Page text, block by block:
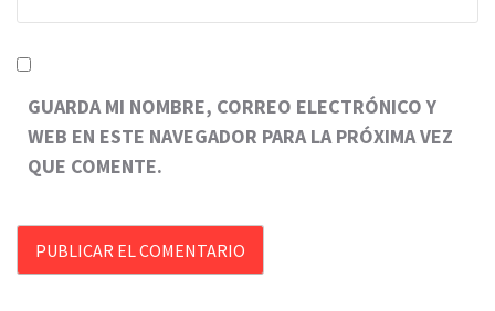
GUARDA MI NOMBRE, CORREO ELECTRÓNICO Y
WEB EN ESTE NAVEGADOR PARA LA PRÓXIMA VEZ
QUE COMENTE.